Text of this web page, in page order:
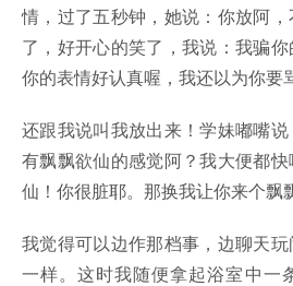
情，过了五秒钟，她说：你放阿
了，好开心的笑了，我说：我骗你
你的表情好认真喔，我还以为你要
还跟我说叫我放出来！学妹嘟嘴
有飘飘欲仙的感觉阿？我大便都
仙！你很脏耶。那换我让你来个飘
我觉得可以边作那档事，边聊天
一样。这时我随便拿起浴室中一